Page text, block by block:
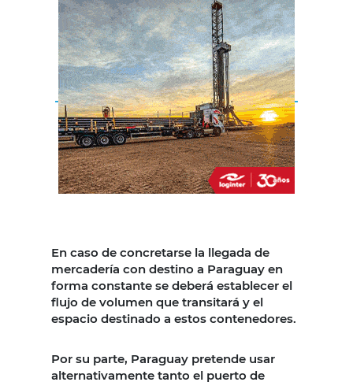
En caso de concretarse la llegada de
mercadería con destino a Paraguay en
forma constante se deberá establecer el
flujo de volumen que transitará y el
espacio destinado a estos contenedores.
Por su parte, Paraguay pretende usar
alternativamente tanto el puerto de